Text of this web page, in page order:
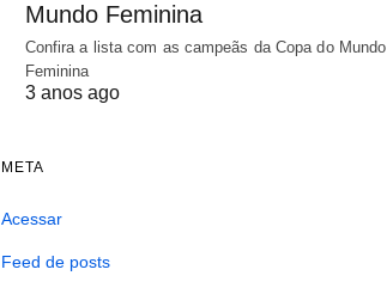
Mundo Feminina
Confira a lista com as campeãs da Copa do Mundo
Feminina
3 anos ago
META
Acessar
Feed de posts